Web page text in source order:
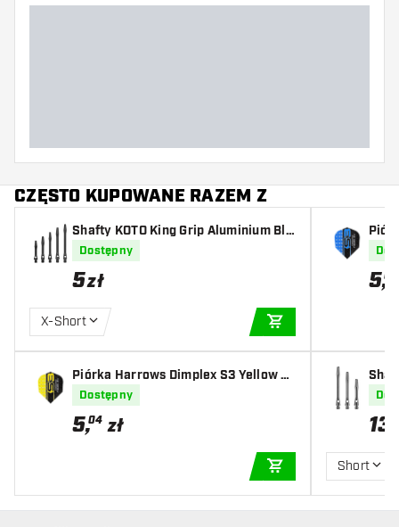
CZĘSTO KUPOWANE RAZEM Z
Shafty KOTO King Grip Aluminium Bla
ck
Dostępny
5zł
X-Short
Piórka Harrows Dimplex S3 Yellow N
O6
Dostępny
5,04 zł
DODAJ DO
5,04
13
Short